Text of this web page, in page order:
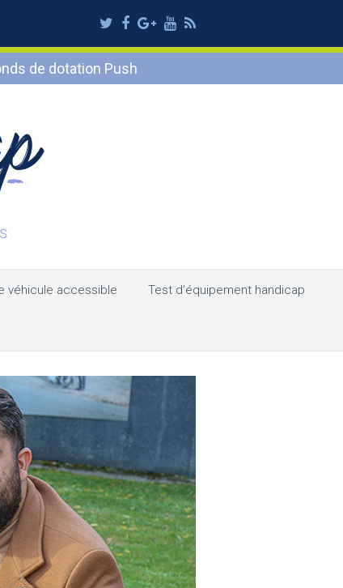
Twitter
Facebook
Google
Plus
Youtube
RSS
de dotation Push
véhicule accessible Test d’équipement handicap